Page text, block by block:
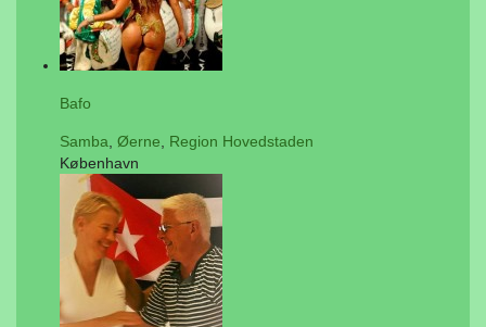
Bafo
Samba Øerne
Region Hovedstaden
København